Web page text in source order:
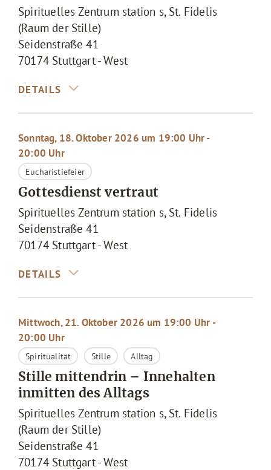
Spirituelles Zentrum station s, St. Fidelis
(Raum der Stille)
Seidenstraße 41
70174 Stuttgart - West
Sonntag, 18. Oktober 2026 um 19:00 Uhr -
20:00 Uhr
Eucharistiefeier
Gottesdienst vertraut
Spirituelles Zentrum station s, St. Fidelis
Seidenstraße 41
70174 Stuttgart - West
Mittwoch, 21. Oktober 2026 um 19:00 Uhr -
20:00 Uhr
Spiritualität Stille Alltag
Stille mittendrin – Innehalten
inmitten des Alltags
Spirituelles Zentrum station s, St. Fidelis
(Raum der Stille)
Seidenstraße 41
70174 Stuttgart - West